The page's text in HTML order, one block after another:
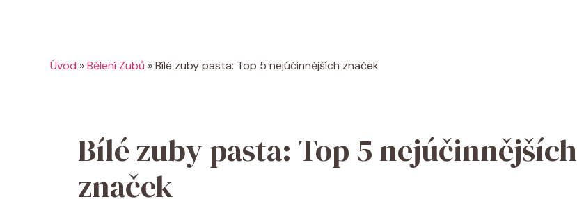
Úvod »Bělení Zubů »Bílé zuby pasta: Top 5 nejúčinnějších značek
Bílé zuby pasta: Top 5 nejúčinnějších
značek